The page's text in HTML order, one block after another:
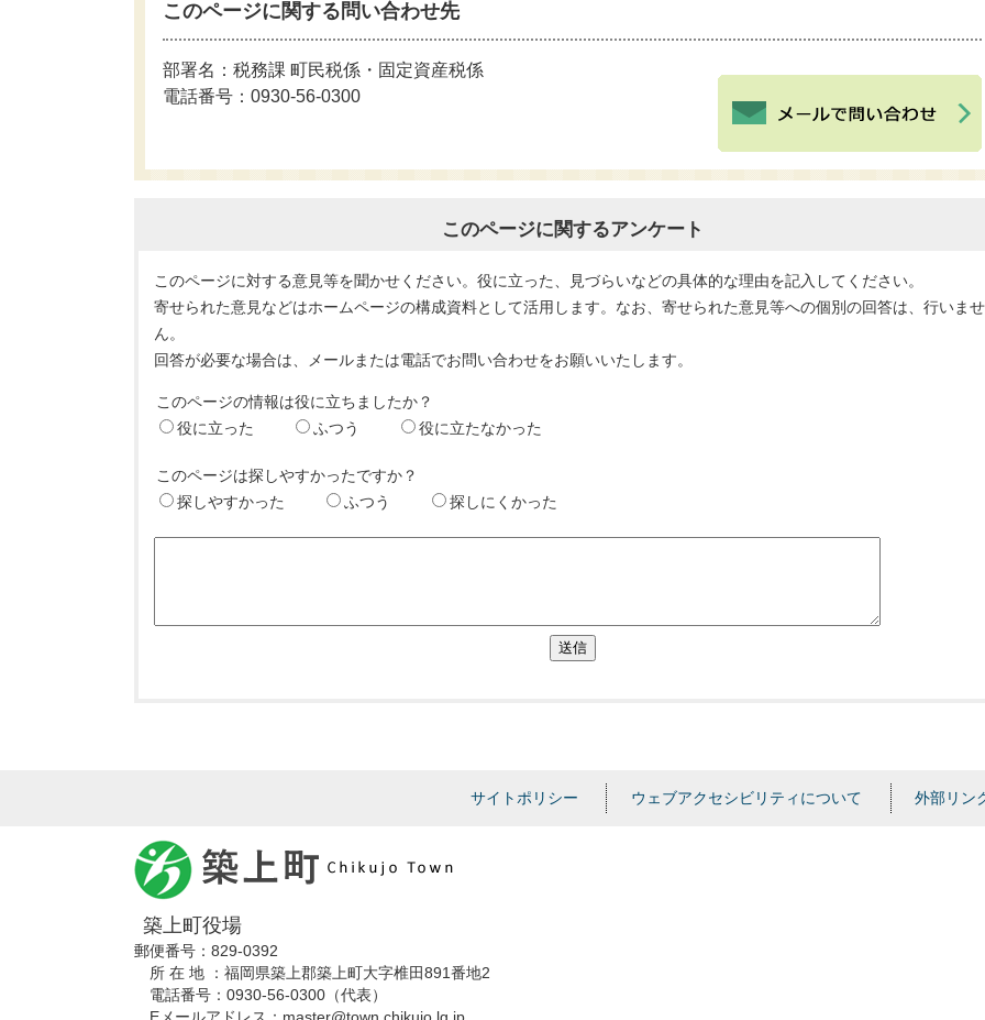
このページに関する問い合わせ先
部署名：税務課 町民税係・固定資産税係
電話番号：0930-56-0300
このページに関するアンケート
このページに対する意見等を聞かせください。役に立った、見づらいなどの具体的な理由を記入してください。
寄せられた意見などはホームページの構成資料として活用します。なお、寄せられた意見等への個別の回答は、行いませ
ん。
回答が必要な場合は、メールまたは電話でお問い合わせをお願いいたします。
このページの情報は役に立ちましたか？
役に立った
ふつう 役に立たなかった
このページは探しやすかったですか？
探しやすかった
ふつう 探しにくかった
送信
サイトポリシー ウェブアクセシビリティについて 外部リン
築上町役場
郵便番号：829-0392
所 在 地 ：福岡県築上郡築上町大字椎田891番地2
電話番号：0930-56-0300（代表）